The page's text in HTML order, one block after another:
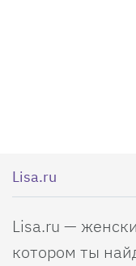
Lisa.ru
Lisa.ru —
котором ты